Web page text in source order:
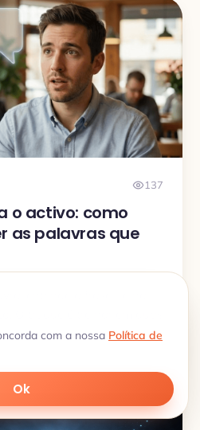
137
o activo: como
as palavras que
entende a frase… e na
O truque é treinar em duas
reversos com
transformar
rápida.
com a nossa Política de
Ok